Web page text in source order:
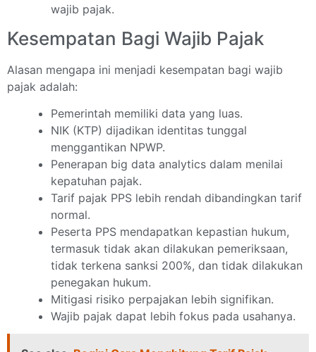
wajib pajak.
Kesempatan Bagi Wajib Pajak
Alasan mengapa ini menjadi kesempatan bagi wajib
pajak adalah:
Pemerintah memiliki data yang luas.
NIK (KTP) dijadikan identitas tunggal
menggantikan NPWP.
Penerapan big data analytics dalam menilai
kepatuhan pajak.
Tarif pajak PPS lebih rendah dibandingkan tarif
normal.
Peserta PPS mendapatkan kepastian hukum,
termasuk tidak akan dilakukan pemeriksaan,
tidak terkena sanksi 200%, dan tidak dilakukan
penegakan hukum.
Mitigasi risiko perpajakan lebih signifikan.
Wajib pajak dapat lebih fokus pada usahanya.